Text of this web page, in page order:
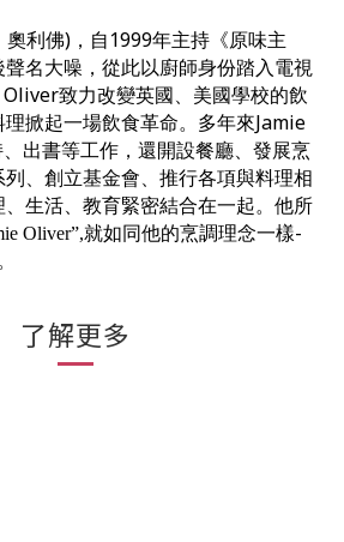
奧利佛) ，自 1999年主持《原味主
名大噪，從此以廚師身份踏入電視
Oliver致力改變英國、美國學校的飲
掀起一場飲食革命。多年來Jamie
出書等工作，還開設餐廳、發展烹
、創立基金會、推行各項與料理相
生活、教育緊密結合在一起。 他所
Oliver”,就如同他的烹調理念一樣-
了解更多